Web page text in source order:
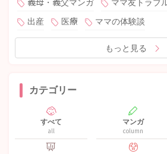
義母・義父マンガ
ママ友トラブ
出産
医療 ママの体験談
もっと見る
カテゴリー
すべて
all
マンガ
column